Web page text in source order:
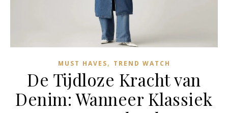
MUST HAVES, TREND WATCH
De Tijdloze Kracht van
Denim: Wanneer Klassiek